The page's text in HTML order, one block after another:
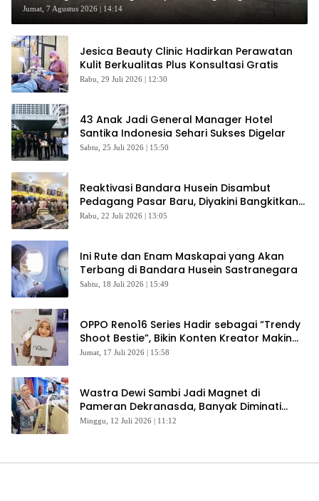
Penumpang
Jumat, 7 Agustus 2026 | 14:14
Jesica Beauty Clinic Hadirkan Perawatan
Kulit Berkualitas Plus Konsultasi Gratis
Rabu, 29 Juli 2026 | 12:30
43 Anak Jadi General Manager Hotel
Santika Indonesia Sehari Sukses Digelar
Sabtu, 25 Juli 2026 | 15:50
Reaktivasi Bandara Husein Disambut
Pedagang Pasar Baru, Diyakini Bangkitkan
Kembali Ekonomi Bandung
Rabu, 22 Juli 2026 | 13:05
Ini Rute dan Enam Maskapai yang Akan
Terbang di Bandara Husein Sastranegara
Sabtu, 18 Juli 2026 | 15:49
OPPO Reno16 Series Hadir sebagai “Trendy
Shoot Bestie”, Bikin Konten Kreator Makin
Betah
Jumat, 17 Juli 2026 | 15:58
Wastra Dewi Sambi Jadi Magnet di
Pameran Dekranasda, Banyak Diminati
Pengunjung
Minggu, 12 Juli 2026 | 11:12